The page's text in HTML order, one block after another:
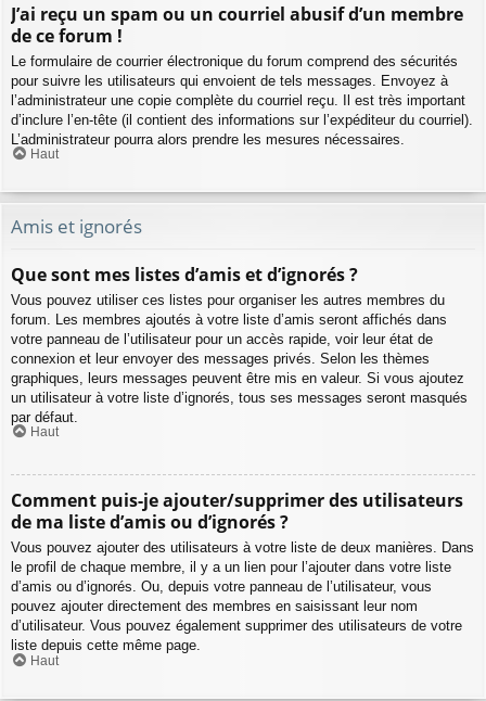
J’ai reçu un spam ou un courriel abusif d’un membre
de ce forum !
Le formulaire de courrier électronique du forum comprend des sécurités
pour suivre les utilisateurs qui envoient de tels messages. Envoyez à
l’administrateur une copie complète du courriel reçu. Il est très important
d’inclure l’en-tête (il contient des informations sur l’expéditeur du courriel).
L’administrateur pourra alors prendre les mesures nécessaires.
Haut
Amis et ignorés
Que sont mes listes d’amis et d’ignorés ?
Vous pouvez utiliser ces listes pour organiser les autres membres du
forum. Les membres ajoutés à votre liste d’amis seront affichés dans
votre panneau de l’utilisateur pour un accès rapide, voir leur état de
connexion et leur envoyer des messages privés. Selon les thèmes
graphiques, leurs messages peuvent être mis en valeur. Si vous ajoutez
un utilisateur à votre liste d’ignorés, tous ses messages seront masqués
par défaut.
Haut
Comment puis-je ajouter/supprimer des utilisateurs
de ma liste d’amis ou d’ignorés ?
Vous pouvez ajouter des utilisateurs à votre liste de deux manières. Dans
le profil de chaque membre, il y a un lien pour l’ajouter dans votre liste
d’amis ou d’ignorés. Ou, depuis votre panneau de l’utilisateur, vous
pouvez ajouter directement des membres en saisissant leur nom
d’utilisateur. Vous pouvez également supprimer des utilisateurs de votre
liste depuis cette même page.
Haut